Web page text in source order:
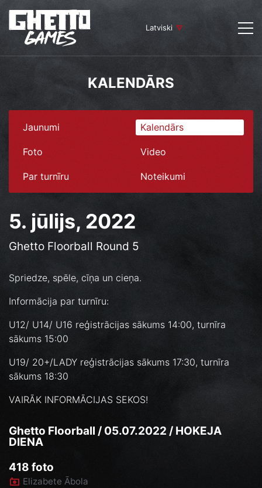
Latviski
KALENDĀRS
Jaunumi Kalendārs
Foto Video
Par turnīru Noteikumi
5. jūlijs, 2022
Ghetto Floorball Round 5
Spriedze, spēle, cīņa un cieņa.
Informācija par turnīru:
U12/ U14/ U16 reģistrācijas sākums 14:00, turnīra
sākums 15:00
U19/ 20+/LADY reģistrācijas sākums 17:30, turnīra
sākums 18:30
VAIRĀK INFORMĀCIJAS SEKOS!
Ghetto Floorball / 05.07.2022 / HOKEJA
DIENA
418 foto
Elizabete Ābola